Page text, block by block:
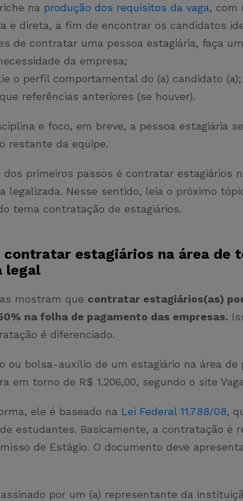
na produção dos requisitos da vaga, com
e direta, a fim de encontrar os candidatos
de contratar uma pessoa estagiária, faça
da empresa;
o perfil comportamental do (a) candidato (a);
referências anteriores (se houver).
e foco, em breve, a pessoa estagiária
restante da equipe.
dos primeiros passos é contratar estagiários
legalizada. Nesse sentido, leia o próximo
tema contratação de estagiários.
contratar estagiários na área de
legal
mostram que contratar estagiários(as)
na folha de pagamento das empresas.
é diferenciado.
ou bolsa-auxílio de um estagiário na área de
em torno de R$ 1.206,00, segundo o site
ele é baseado na Lei Federal 11.788/08,
estudantes. Basicamente, a contratação é
de Estágio. O documento deve
por um (a) representante da